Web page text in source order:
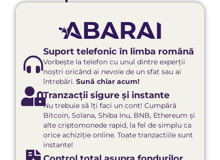
Suport telefonic în limba română
Vorbește la telefon cu unul dintre experții
noștri oricând ai nevoie de un sfat sau ai
întrebări. Sună chiar acum!
Tranzacții sigure și instante
Nu trebuie să îți faci un cont! Cumpără
Bitcoin, Solana, Shiba Inu, BNB, Ethereum și
alte criptomonede rapid, la fel de simplu ca
orice achiziție online. Toate tranzactiile sunt
instante!